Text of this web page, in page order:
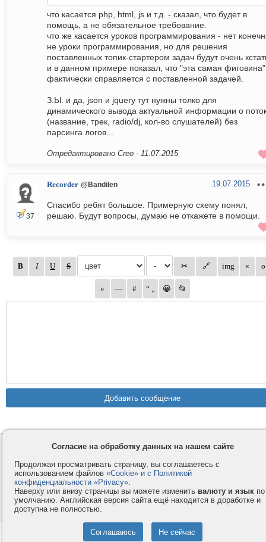
что касается php, html, js и т.д. - сказал, что будет в
помощь, а не обязательное требование.
что же касается уроков программирования - нет
не уроки программирования, но для решения
поставленных топик-стартером задач будут очень
и в данном примере показал, что "эта самая фиговина"
фактически справляется с поставленной задачей.
З.Ы. и да, json и jquery тут нужны толко для
динамического вывода актуальной информации о
(название, трек, radio/dj, кол-во слушателей) без
парсинга логов...
Отредактировано Creo - 11.07.2015
37
Recorder @Bandilen 19.07.2015
Спасибо ребят большое. Примерную схему понял,
решаю. Будут вопросы, думаю не откажете в помощи.
Контакты
Privacy и Cookie
Услуги
Как оплатить
Помощь
Форумы
© 2008-2026 VMESTE.EU - Все права защищены.
Согласие на обработку данных на нашем сайте
Продолжая просматривать страницу, вы соглашаетесь с
использованием файлов «Cookie» и с Политикой
конфиденциальности «Privacy».
Наверху или внизу страницы вы можете изменить валюту и язык по
умолчанию. Английская версия сайта ещё находится в доработке и
доступна не полностью.